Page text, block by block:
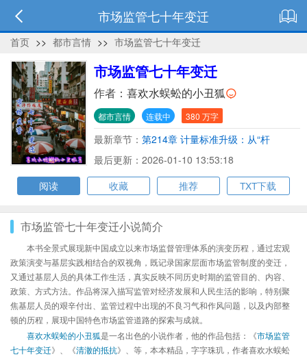
市场监管七十年变迁
首页 >> 都市言情 >> 市场监管七十年变迁
市场监管七十年变迁
作者： 喜欢水蜈蚣的小丑狐
都市言情 连载中 380 万字
最新章节： 第214章 计量标准升级：从“杆
秤”到“量子基准”
最后更新：2026-01-10 13:53:18
阅读
收藏 推荐 TXT下载
市场监管七十年变迁小说简介
本书全景式展现新中国成立以来市场监督管理体系的演变历程，通过宏观
政策演变与基层实践相结合的双视角，既记录国家层面市场监管制度的变迁，
又通过基层人员的具体工作生活，真实反映不同历史时期的监管目的、内容、
政策、方式方法。作品将深入描写监管对经济发展和人民生活的影响，特别聚
焦基层人员的艰辛付出、监管过程中出现的不良习气和作风问题，以及内部整
顿的历程，展现中国特色市场监管道路的探索与成就。
喜欢水蜈蚣的小丑狐是一名出色的小说作者，他的作品包括：《市场监管
七十年变迁》、《清澈的抵抗》、等，本本精品，字字珠玑，作者喜欢水蜈蚣